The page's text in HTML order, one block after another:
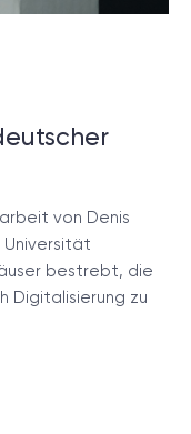
von Denis
bestrebt, die
Digitalisierung zu